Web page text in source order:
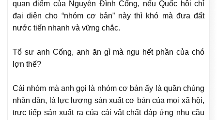
quan điểm của Nguyễn Đình Cống, nếu Quốc hội chỉ
đại diện cho “nhóm cơ bản” này thì khó mà đưa đất
nước tiến nhanh và vững chắc.
Tổ sư anh Cống, anh ăn gì mà ngu hết phần của chó
lợn thế?
Cái nhóm mà anh gọi là nhóm cơ bản ấy là quần chúng
nhân dân, là lực lượng sản xuất cơ bản của mọi xã hội,
trực tiếp sản xuất ra của cải vật chất đáp ứng nhu cầu